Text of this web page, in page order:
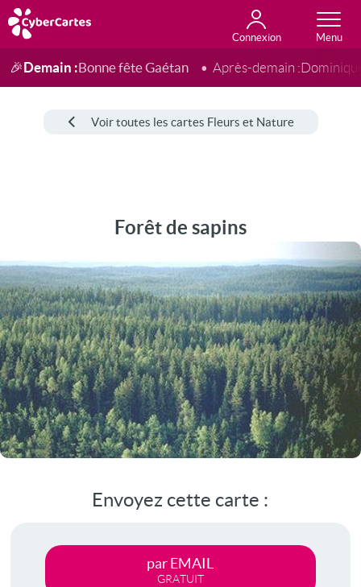
Connexion
Anniversaire
Fête du jour
Amour
Amitié
Merci
Toutes les cartes
🎉Demain :Bonne fête Gaétan Après-demain :
Voir toutes les cartes Fleurs et Nature
Forêt de sapins
Envoyez cette carte :
par EMAIL
GRATUIT